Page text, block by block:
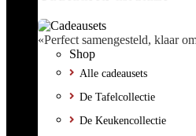
«Perfect samengesteld, klaar
Shop
Alle cadeausets
De Tafelcollectie
De Keukencollectie